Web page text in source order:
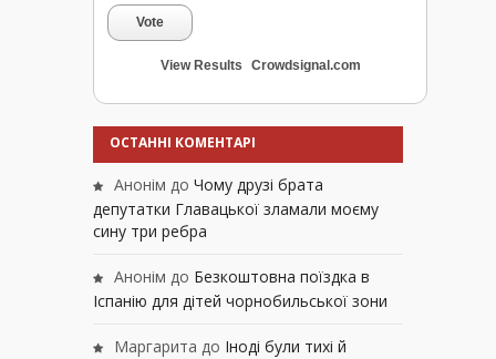
Vote
View Results Crowdsignal.com
ОСТАННІ КОМЕНТАРІ
Анонім до Чому друзі брата
депутатки Главацької зламали моєму
сину три ребра
Анонім до Безкоштовна поїздка в
Іспанію для дітей чорнобильської зони
Маргарита до Іноді були тихі й